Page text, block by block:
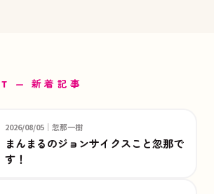
— 新着記事
2026/08/05｜忽那一樹
まんまるのジョンサイクスこと忽那で
す！